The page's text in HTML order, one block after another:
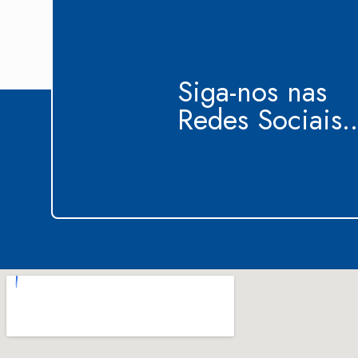
Siga-nos nas
Redes